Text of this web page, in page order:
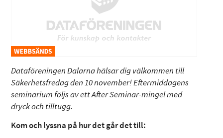
Dataföreningen Dalarna hälsar dig välkommen till
Säkerhetsfredag den 10 november! Eftermiddagens
seminarium följs av ett After Seminar-mingel med
dryck och tilltugg.
Kom och lyssna på hur det går det till: